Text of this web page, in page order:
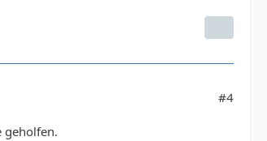
#4
geholfen.